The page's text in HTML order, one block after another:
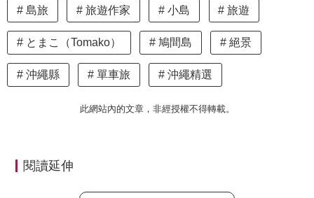
島旅 旅遊作家 小島 旅遊
とまこ（Tomako） 鳩間島 絕景
沖繩縣 單車旅 沖繩精選
此網站內的文章，非經授權不得轉載。
閱讀延伸